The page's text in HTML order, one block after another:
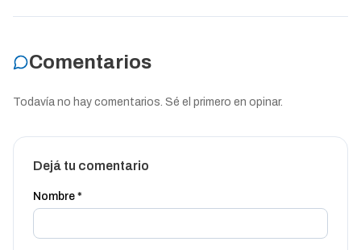
Comentarios
Todavía no hay comentarios. Sé el primero en opinar.
Dejá tu comentario
Nombre *